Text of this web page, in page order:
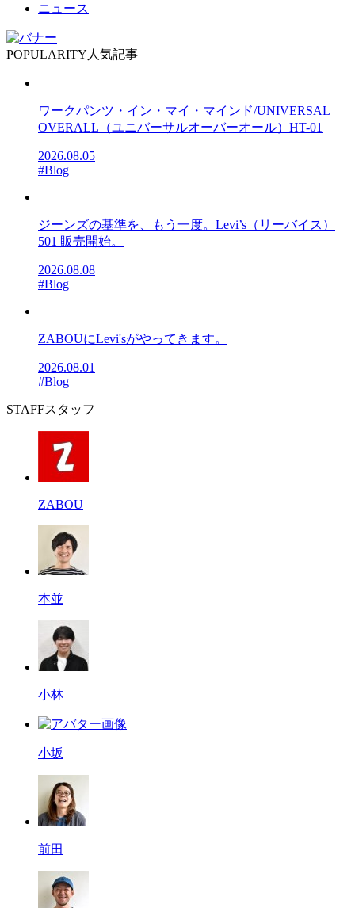
ニュース
POPULARITY 人気記事
ワークパンツ・イン・マイ・マインド/UNIVERSAL
OVERALL（ユニバーサルオーバーオール）HT-01
2026.08.05
#Blog
ジーンズの基準を、もう一度。Levi’s（リーバイス）
501 販売開始。
2026.08.08
#Blog
ZABOUにLevi'sがやってきます。
2026.08.01
#Blog
STAFFスタッフ
ZABOU
本並
小林
小坂
前田